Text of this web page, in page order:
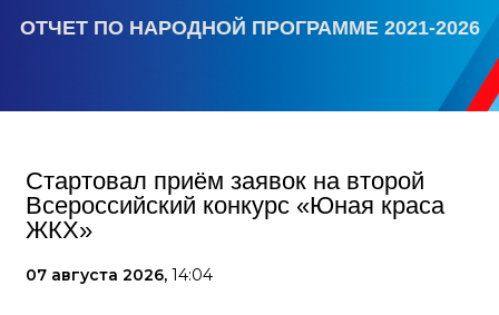
ОТЧЕТ ПО НАРОДНОЙ ПРОГРАММЕ 2021-2026
Стартовал приём заявок на второй
Всероссийский конкурс «Юная краса
ЖКХ»
07 августа 2026, 14:04